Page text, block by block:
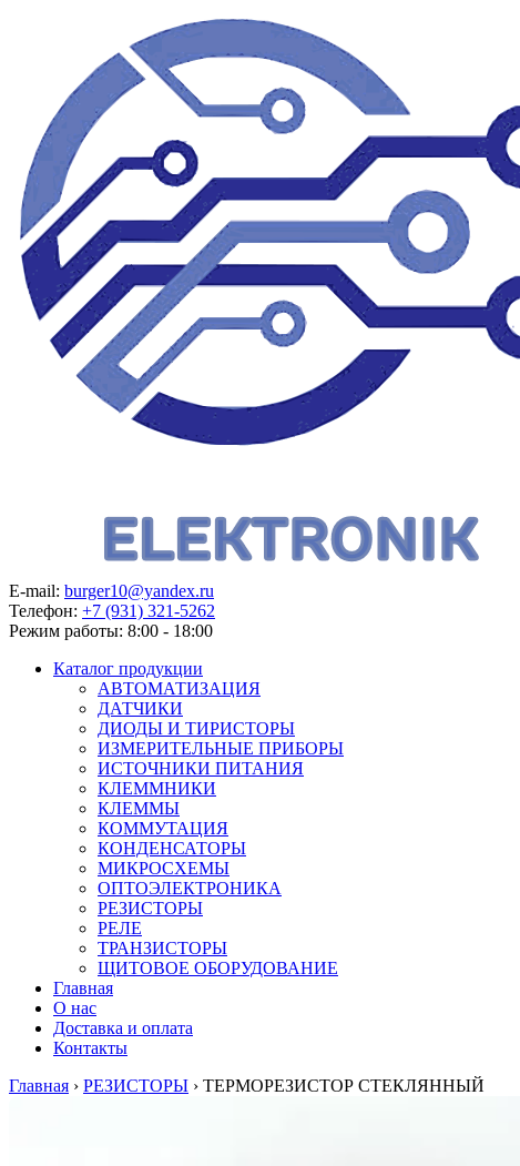
E-mail: burger10@yandex.ru
Телефон: +7 (931) 321-5262
Режим работы: 8:00 - 18:00
Каталог продукции
АВТОМАТИЗАЦИЯ
ДАТЧИКИ
ДИОДЫ И ТИРИСТОРЫ
ИЗМЕРИТЕЛЬНЫЕ ПРИБОРЫ
ИСТОЧНИКИ ПИТАНИЯ
КЛЕММНИКИ
КЛЕММЫ
КОММУТАЦИЯ
КОНДЕНСАТОРЫ
МИКРОСХЕМЫ
ОПТОЭЛЕКТРОНИКА
РЕЗИСТОРЫ
РЕЛЕ
ТРАНЗИСТОРЫ
ЩИТОВОЕ ОБОРУДОВАНИЕ
Главная
О нас
Доставка и оплата
Контакты
Главная › РЕЗИСТОРЫ › ТЕРМОРЕЗИСТОР СТЕКЛЯННЫЙ